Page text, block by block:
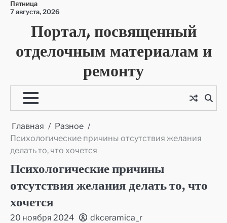
Перейти
содержимому
Пятница
7 августа, 2026
Портал, посвященный
отделочным материалам и
ремонту
Главная
Разное
Психологические причины отсутствия желания
делать то, что хочется
Психологические причины
отсутствия желания делать то, что
хочется
20 ноября 2024 dkceramica_r